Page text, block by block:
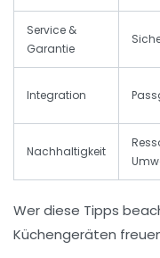
Service &
Garantie
Integration
Nachhaltigkeit
Wer diese Tipps
Küchengeräten